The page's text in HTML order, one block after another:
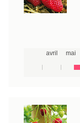
avril mai